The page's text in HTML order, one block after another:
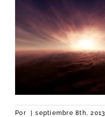
Por septiembre 8th, 2013